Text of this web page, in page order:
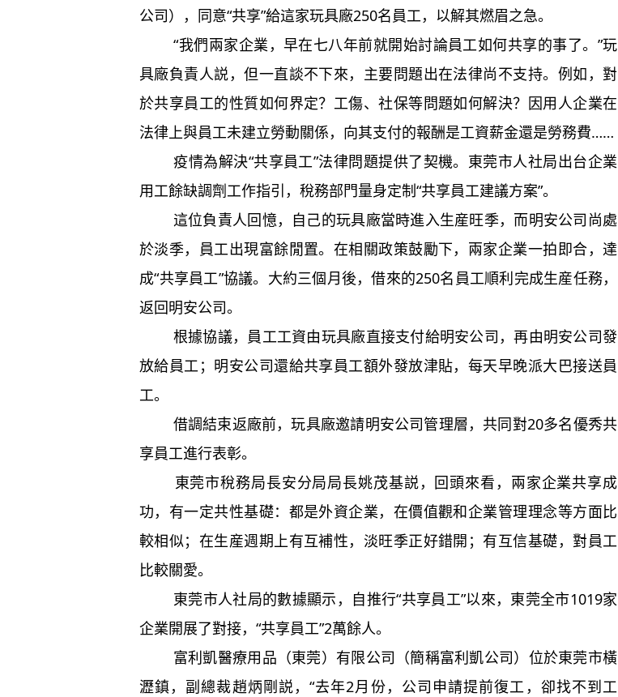
公司），同意“共享”給這家玩具廠250名員工，以解其燃眉之急。
“我們兩家企業，早在七八年前就開始討論員工如何共享的事了。”玩
具廠負責人説，但一直談不下來，主要問題出在法律尚不支持。例如，對
於共享員工的性質如何界定？工傷、社保等問題如何解決？因用人企業在
法律上與員工未建立勞動關係，向其支付的報酬是工資薪金還是勞務費……
疫情為解決“共享員工”法律問題提供了契機。東莞市人社局出台企業
用工餘缺調劑工作指引，稅務部門量身定制“共享員工建議方案”。
這位負責人回憶，自己的玩具廠當時進入生産旺季，而明安公司尚處
於淡季，員工出現富餘閒置。在相關政策鼓勵下，兩家企業一拍即合，達
成“共享員工”協議。大約三個月後，借來的250名員工順利完成生産任務，
返回明安公司。
根據協議，員工工資由玩具廠直接支付給明安公司，再由明安公司發
放給員工；明安公司還給共享員工額外發放津貼，每天早晚派大巴接送員
工。
借調結束返廠前，玩具廠邀請明安公司管理層，共同對20多名優秀共
享員工進行表彰。
東莞市稅務局長安分局局長姚茂基説，回頭來看，兩家企業共享成
功，有一定共性基礎：都是外資企業，在價值觀和企業管理理念等方面比
較相似；在生産週期上有互補性，淡旺季正好錯開；有互信基礎，對員工
比較關愛。
東莞市人社局的數據顯示，自推行“共享員工”以來，東莞全市1019家
企業開展了對接，“共享員工”2萬餘人。
富利凱醫療用品（東莞）有限公司（簡稱富利凱公司）位於東莞市橫
瀝鎮，副總裁趙炳剛説，“去年2月份，公司申請提前復工，卻找不到工